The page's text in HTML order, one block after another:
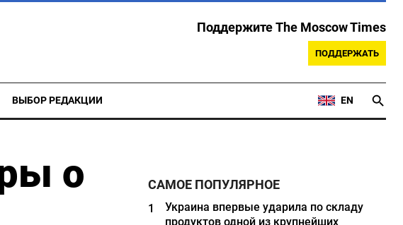
Поддержите The Moscow Times
ПОДДЕРЖАТЬ
ВЫБОР РЕДАКЦИИ EN
о
САМОЕ ПОПУЛЯРНОЕ
1
Украина впервые ударила по складу
продуктов одной из крупнейших